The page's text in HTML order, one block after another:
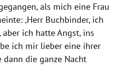
als mich eine Frau
,Herr Buchbinder, ich
ich hatte Angst, ins
ich mir lieber eine ihrer
dann die ganze Nacht